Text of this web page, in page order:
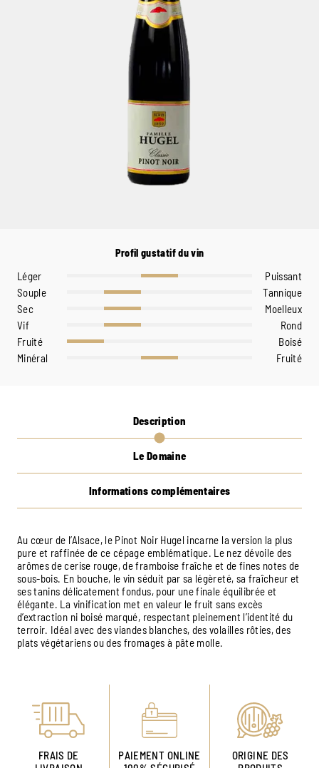
Profil gustatif du vin
Léger
Puissant
Souple
Tannique
Sec
Moelleux
Vif
Rond
Fruité
Boisé
Minéral
Fruité
Description
Le Domaine
Informations complémentaires
Au cœur de l’Alsace, le Pinot Noir Hugel incarne la version la plus
pure et raffinée de ce cépage emblématique. Le nez dévoile des
arômes de cerise rouge, de framboise fraîche et de fines notes de
sous-bois. En bouche, le vin séduit par sa légèreté, sa fraîcheur et
ses tanins délicatement fondus, pour une finale équilibrée et
élégante. La vinification met en valeur le fruit sans excès
d’extraction ni boisé marqué, respectant pleinement l’identité du
terroir. Idéal avec des viandes blanches, des volailles rôties, des
plats végétariens ou des fromages à pâte molle.
FRAIS DE
PAIEMENT ONLINE
ORIGINE DES